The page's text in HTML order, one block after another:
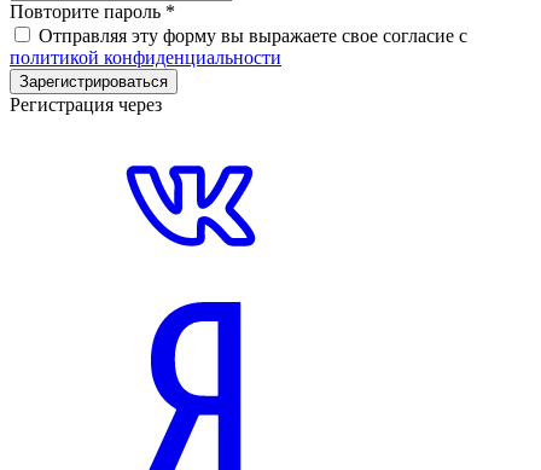
Повторите пароль *
Отправляя эту форму вы выражаете свое согласие с
политикой конфиденциальности
Зарегистрироваться
Регистрация через